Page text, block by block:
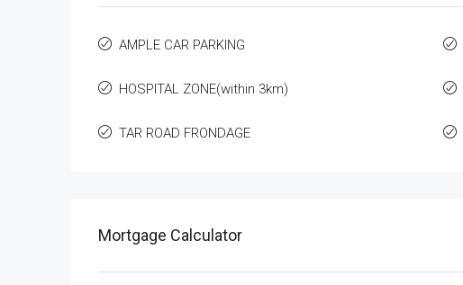
AMPLE CAR PARKING
HOSPITAL ZONE(within 3km)
TAR ROAD FRONDAGE
Mortgage Calculator